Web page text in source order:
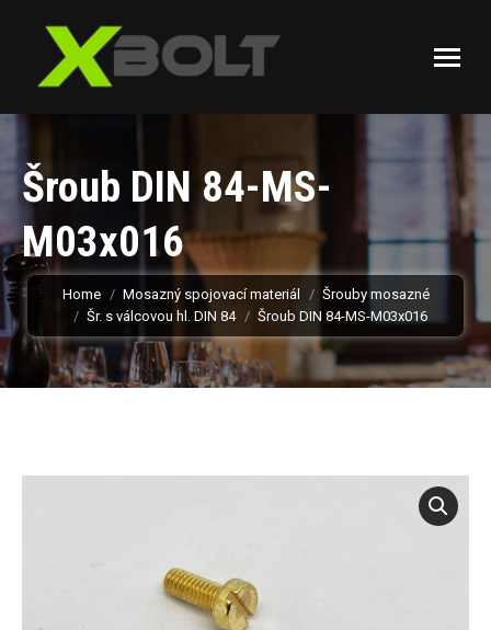
Šroub DIN 84-MS-
M03x016
You are here:
Home Mosazný spojovací materiál
Šrouby mosazné
Šr. s válcovou hl. DIN 84
Šroub DIN 84-MS-M03x016